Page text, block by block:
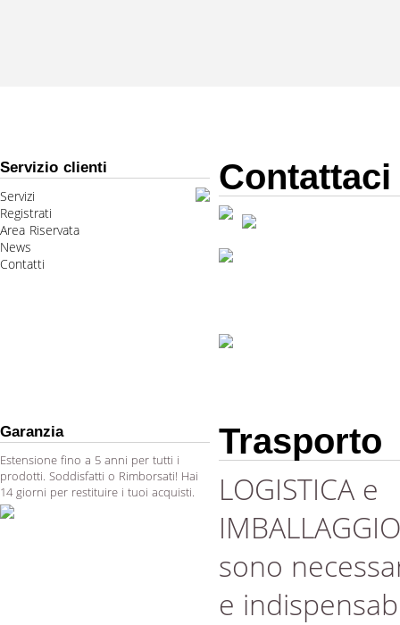
Servizio clienti
Servizi
Registrati
Area Riservata
News
Contatti
Contattaci
Garanzia
Estensione fino a 5 anni per tutti i
prodotti. Soddisfatti o Rimborsati! Hai
14 giorni per restituire i tuoi acquisti.
Trasporto
LOGISTICA e
IMBALLAGGIO
sono
e